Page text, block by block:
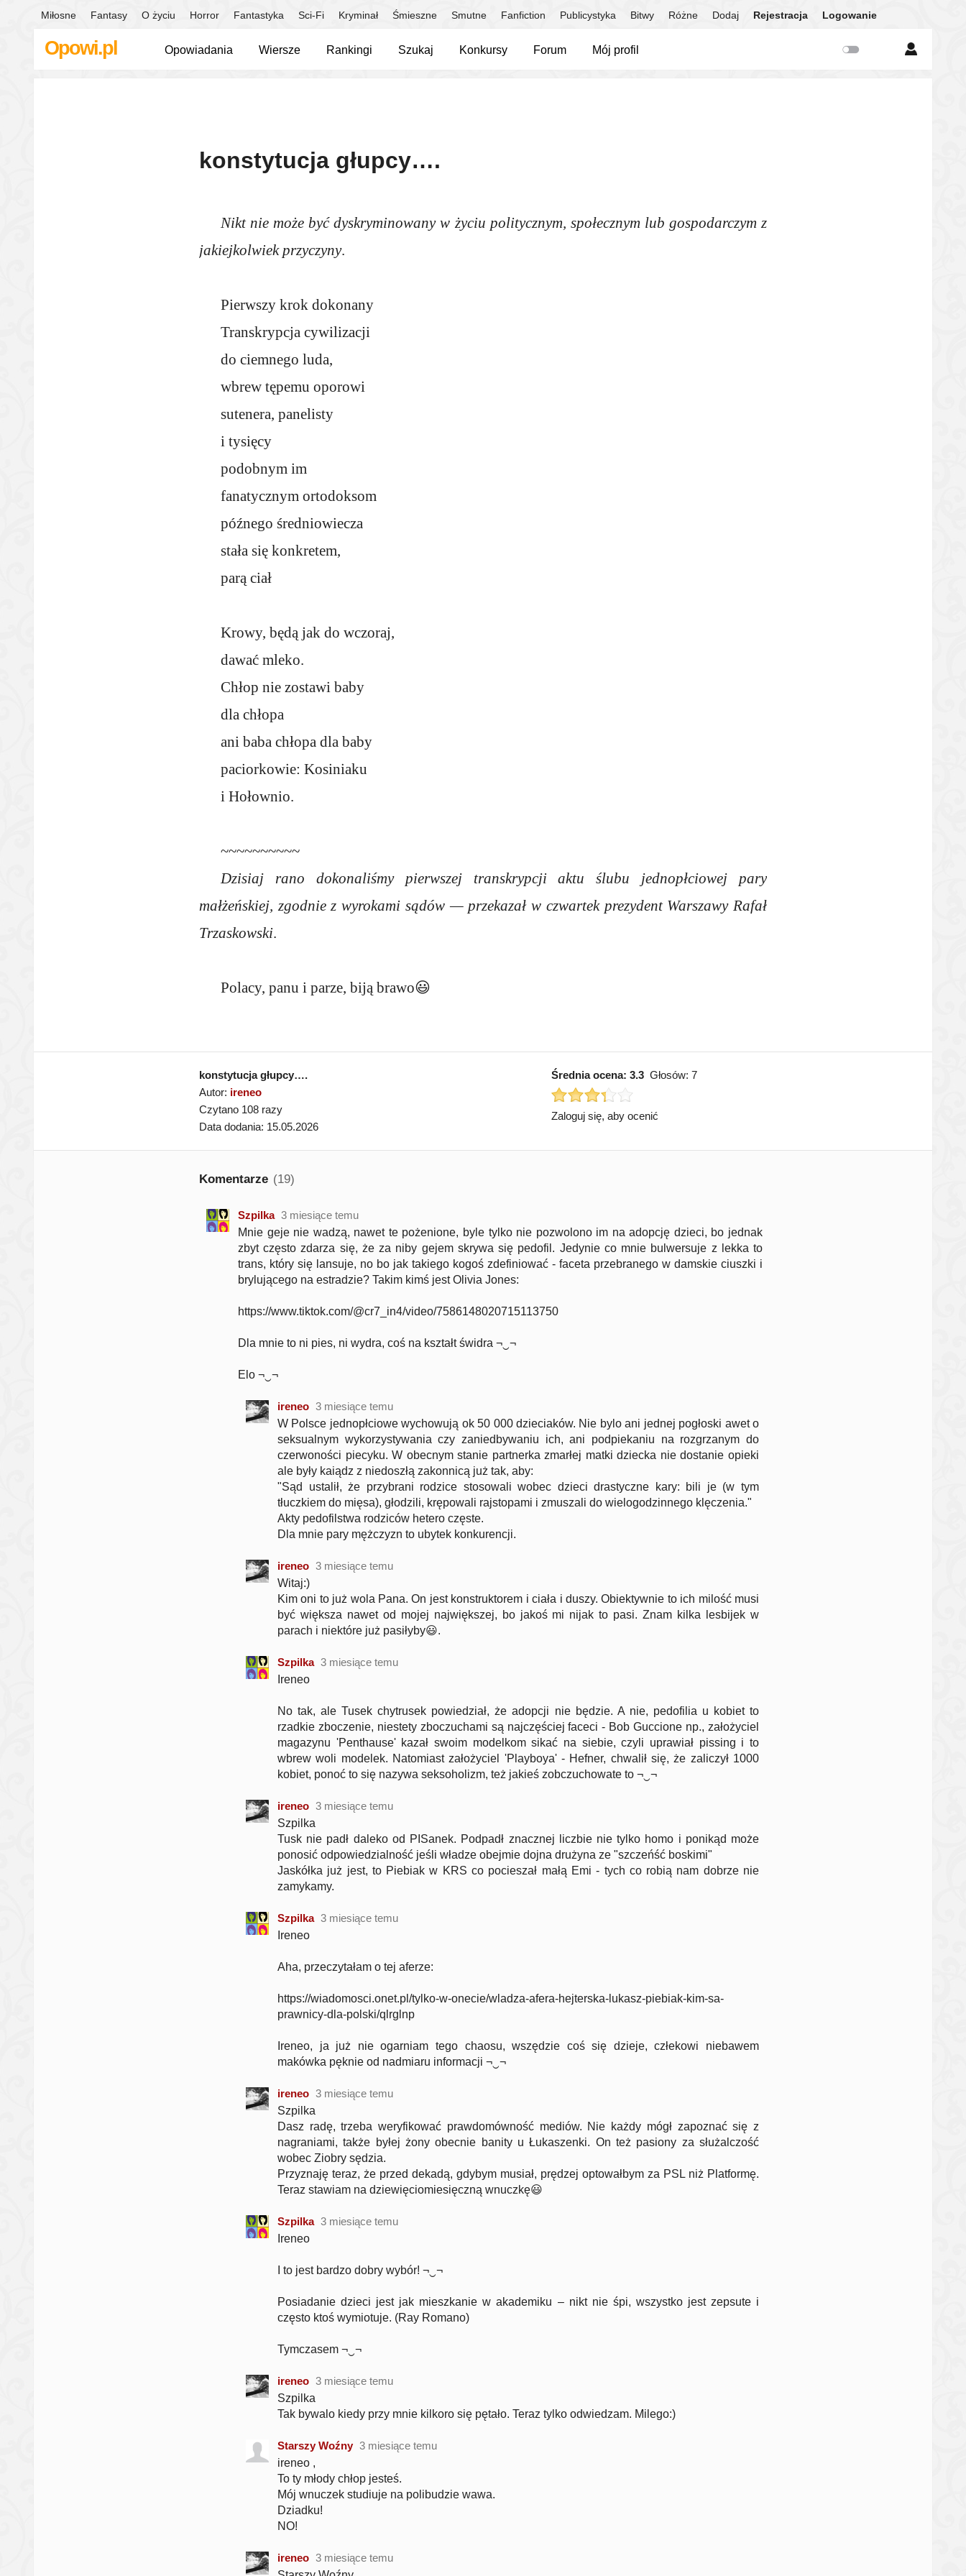
Miłosne Fantasy O życiu Horror Fantastyka Sci-Fi Kryminał Śmieszne Smutne Fanfiction Publicystyka Bitwy Różne Dodaj Rejestracja Logowanie
Opowi.pl Opowiadania Wiersze Rankingi Szukaj Konkursy Forum Mój profil
konstytucja głupcy….
Nikt nie może być dyskryminowany w życiu politycznym, społecznym lub gospodarczym z
jakiejkolwiek przyczyny.
Pierwszy krok dokonany
Transkrypcja cywilizacji
do ciemnego luda,
wbrew tępemu oporowi
sutenera, panelisty
i tysięcy
podobnym im
fanatycznym ortodoksom
późnego średniowiecza
stała się konkretem,
parą ciał
Krowy, będą jak do wczoraj,
dawać mleko.
Chłop nie zostawi baby
dla chłopa
ani baba chłopa dla baby
paciorkowie: Kosiniaku
i Hołownio.
~~~~~~~~~~
Dzisiaj rano dokonaliśmy pierwszej transkrypcji aktu ślubu jednopłciowej pary
małżeńskiej, zgodnie z wyrokami sądów — przekazał w czwartek prezydent Warszawy Rafał
Trzaskowski.
Polacy, panu i parze, biją brawo😃
konstytucja głupcy….
Autor: ireneo
Czytano 108 razy
Data dodania: 15.05.2026
Średnia ocena: 3.3 Głosów: 7
Zaloguj się, aby ocenić
Komentarze (19)
Szpilka 3 miesiące temu
Mnie geje nie wadzą, nawet te pożenione, byle tylko nie pozwolono im na adopcję dzieci, bo jednak
zbyt często zdarza się, że za niby gejem skrywa się pedofil. Jedynie co mnie bulwersuje z lekka to
trans, który się lansuje, no bo jak takiego kogoś zdefiniować - faceta przebranego w damskie ciuszki i
brylującego na estradzie? Takim kimś jest Olivia Jones:
https://www.tiktok.com/@cr7_in4/video/7586148020715113750
Dla mnie to ni pies, ni wydra, coś na kształt świdra ¬‿¬
Elo ¬‿¬
ireneo 3 miesiące temu
W Polsce jednopłciowe wychowują ok 50 000 dzieciaków. Nie bylo ani jednej pogłoski awet o
seksualnym wykorzystywania czy zaniedbywaniu ich, ani podpiekaniu na rozgrzanym do
czerwoności piecyku. W obecnym stanie partnerka zmarłej matki dziecka nie dostanie opieki
ale były kaiądz z niedoszłą zakonnicą już tak, aby:
"Sąd ustalił, że przybrani rodzice stosowali wobec dzieci drastyczne kary: bili je (w tym
tłuczkiem do mięsa), głodzili, krępowali rajstopami i zmuszali do wielogodzinnego klęczenia."
Akty pedofilstwa rodziców hetero częste.
Dla mnie pary mężczyzn to ubytek konkurencji.
ireneo 3 miesiące temu
Witaj:)
Kim oni to już wola Pana. On jest konstruktorem i ciała i duszy. Obiektywnie to ich milość musi
być większa nawet od mojej największej, bo jakoś mi nijak to pasi. Znam kilka lesbijek w
parach i niektóre już pasiłyby😃.
Szpilka 3 miesiące temu
Ireneo
No tak, ale Tusek chytrusek powiedział, że adopcji nie będzie. A nie, pedofilia u kobiet to
rzadkie zboczenie, niestety zboczuchami są najczęściej faceci - Bob Guccione np., założyciel
magazynu 'Penthause' kazał swoim modelkom sikać na siebie, czyli uprawiał pissing i to
wbrew woli modelek. Natomiast założyciel 'Playboya' - Hefner, chwalił się, że zaliczył 1000
kobiet, ponoć to się nazywa seksoholizm, też jakieś zobczuchowate to ¬‿¬
ireneo 3 miesiące temu
Szpilka
Tusk nie padł daleko od PISanek. Podpadł znacznej liczbie nie tylko homo i ponikąd może
ponosić odpowiedzialność jeśli władze obejmie dojna drużyna ze "szczeńść boskimi"
Jaskółka już jest, to Piebiak w KRS co pocieszał małą Emi - tych co robią nam dobrze nie
zamykamy.
Szpilka 3 miesiące temu
Ireneo
Aha, przeczytałam o tej aferze:
https://wiadomosci.onet.pl/tylko-w-onecie/wladza-afera-hejterska-lukasz-piebiak-kim-sa-
prawnicy-dla-polski/qlrglnp
Ireneo, ja już nie ogarniam tego chaosu, wszędzie coś się dzieje, człekowi niebawem
makówka pęknie od nadmiaru informacji ¬‿¬
ireneo 3 miesiące temu
Szpilka
Dasz radę, trzeba weryfikować prawdomówność mediów. Nie każdy mógł zapoznać się z
nagraniami, także byłej żony obecnie banity u Łukaszenki. On też pasiony za służalczość
wobec Ziobry sędzia.
Przyznaję teraz, że przed dekadą, gdybym musiał, prędzej optowałbym za PSL niż Platformę.
Teraz stawiam na dziewięciomiesięczną wnuczkę😃
Szpilka 3 miesiące temu
Ireneo
I to jest bardzo dobry wybór! ¬‿¬
Posiadanie dzieci jest jak mieszkanie w akademiku – nikt nie śpi, wszystko jest zepsute i
często ktoś wymiotuje. (Ray Romano)
Tymczasem ¬‿¬
ireneo 3 miesiące temu
Szpilka
Tak bywalo kiedy przy mnie kilkoro się pętało. Teraz tylko odwiedzam. Milego:)
Starszy Woźny 3 miesiące temu
ireneo ,
To ty młody chłop jesteś.
Mój wnuczek studiuje na polibudzie wawa.
Dziadku!
NO!
ireneo 3 miesiące temu